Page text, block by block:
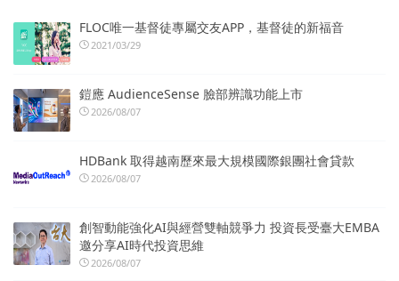
FLOC唯一基督徒專屬交友APP，基督徒的新福音
2021/03/29
鎧應 AudienceSense 臉部辨識功能上市
2026/08/07
HDBank 取得越南歷來最大規模國際銀團社會貸款
2026/08/07
創智動能強化AI與經營雙軸競爭力 投資長受臺大EMBA
邀分享AI時代投資思維
2026/08/07